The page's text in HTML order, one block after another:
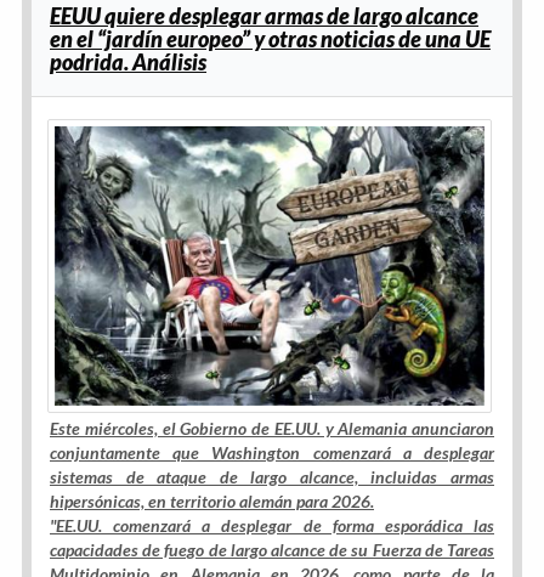
EEUU quiere desplegar armas de largo alcance
en el “jardín europeo” y otras noticias de una UE
podrida. Análisis
Este miércoles, el Gobierno de EE.UU. y Alemania anunciaron
conjuntamente que Washington comenzará a desplegar
sistemas de ataque de largo alcance, incluidas armas
hipersónicas, en territorio alemán para 2026.
"EE.UU. comenzará a desplegar de forma esporádica las
capacidades de fuego de largo alcance de su Fuerza de Tareas